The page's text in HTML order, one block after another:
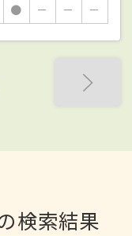
● － － －
検索結果